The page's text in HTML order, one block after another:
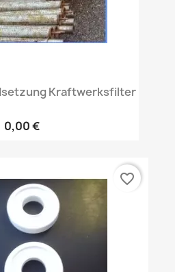
Kraftwerksfilter
0,00 €
favorite_border